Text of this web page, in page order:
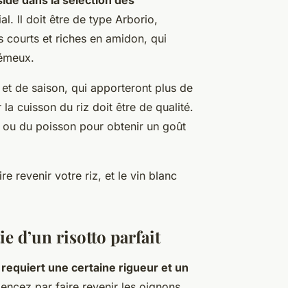
Il doit être de type Arborio,
courts et riches en amidon, qui
de saison, qui apporteront plus de
cuisson du riz doit être de qualité.
du poisson pour obtenir un goût
revenir votre riz, et le vin blanc
d’un risotto parfait
une certaine rigueur et un